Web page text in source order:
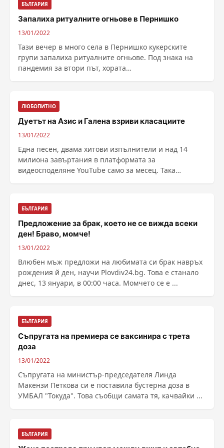
БЪЛГАРИЯ
Запалиха ритуалните огньове в Пернишко
13/01/2022
Тази вечер в много села в Пернишко кукерските
групи запалиха ритуалните огньове. Под знака на
пандемия за втори път, хората
ЛЮБОПИТНО
Дуетът на Азис и Галена взриви класациите
13/01/2022
Една песен, двама хитови изпълнители и над 14
милиона завъртания в платформата за
видеосподеляне YouTube само за месец. Така
БЪЛГАРИЯ
Предложение за брак, което не се вижда всеки
ден! Браво, момче!
13/01/2022
Влюбен мъж предложи на любимата си брак навръх
рождения й ден, научи Plovdiv24.bg. Това е станало
днес, 13 януари, в 00:00 часа. Момчето се е ...
БЪЛГАРИЯ
Съпругата на премиера се ваксинира с трета
доза
13/01/2022
Съпругата на министър-председателя Линда
Макензи Петкова си е поставила бустерна доза в
УМБАЛ "Токуда". Това съобщи самата тя, качвайки ...
БЪЛГАРИЯ